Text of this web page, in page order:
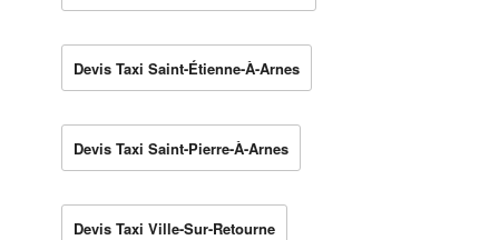
Devis Taxi Saint-Étienne-À-Arnes
Devis Taxi Saint-Pierre-À-Arnes
Devis Taxi Ville-Sur-Retourne